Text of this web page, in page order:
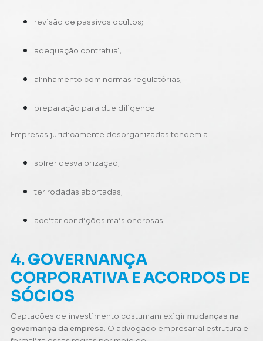
revisão de passivos ocultos;
adequação contratual;
alinhamento com normas regulatórias;
preparação para due diligence.
Empresas juridicamente desorganizadas tendem a:
sofrer desvalorização;
ter rodadas abortadas;
aceitar condições mais onerosas.
4. GOVERNANÇA
CORPORATIVA E ACORDOS DE
SÓCIOS
Captações de investimento costumam exigirmudanças na
governança da empresa. O advogado empresarial estrutura e